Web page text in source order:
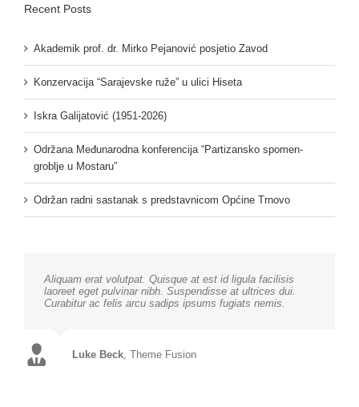
Recent Posts
Akademik prof. dr. Mirko Pejanović posjetio Zavod
Konzervacija “Sarajevske ruže” u ulici Hiseta
Iskra Galijatović (1951-2026)
Održana Međunarodna konferencija “Partizansko spomen-
groblje u Mostaru”
Održan radni sastanak s predstavnicom Općine Trnovo
Aliquam erat volutpat. Quisque at est id ligula facilisis
laoreet eget pulvinar nibh. Suspendisse at ultrices dui.
Curabitur ac felis arcu sadips ipsums fugiats nemis.
Luke Beck Theme Fusion